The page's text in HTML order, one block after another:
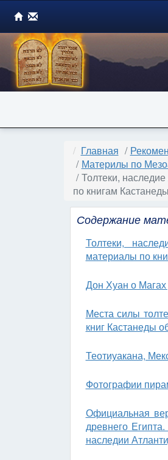
Главная
Материлы по
Толтеки,
по книгам Кастанеды
Содержание
Толтеки,
материалы по
Дон Хуан о Магах
Места силы
книг Кастанеды
Теотиуакана,
Фотографии
Официальная
древнего
наследии